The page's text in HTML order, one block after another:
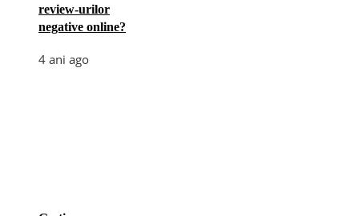
review-urilor
negative online?
4 ani ago